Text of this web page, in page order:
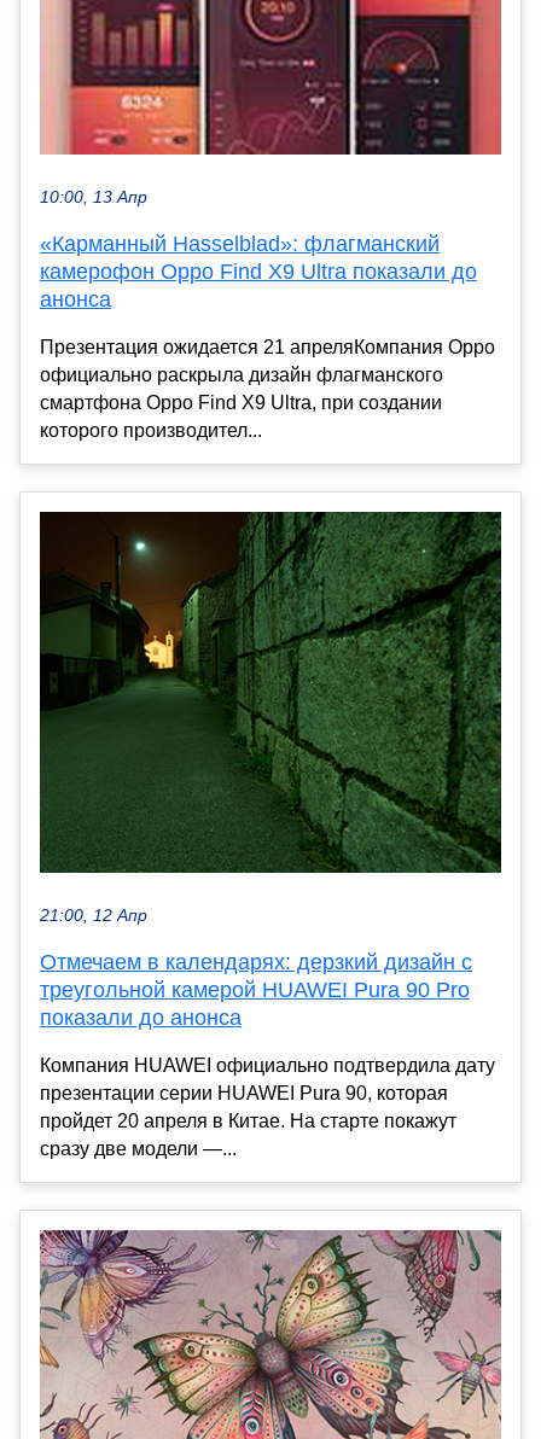
10:00, 13 Апр
«Карманный Hasselblad»: флагманский
камерофон Oppo Find X9 Ultra показали до
анонса
Презентация ожидается 21 апреляКомпания Oppo
официально раскрыла дизайн флагманского
смартфона Oppo Find X9 Ultra, при создании
которого производител...
21:00, 12 Апр
Отмечаем в календарях: дерзкий дизайн с
треугольной камерой HUAWEI Pura 90 Pro
показали до анонса
Компания HUAWEI официально подтвердила дату
презентации серии HUAWEI Pura 90, которая
пройдет 20 апреля в Китае. На старте покажут
сразу две модели —...